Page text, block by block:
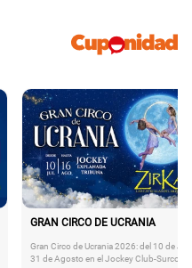
GRAN CIRCO DE UCRANIA
Gran Circo de Ucrania 2026: del 10 de
31 de Agosto en el Jockey Club-Surco